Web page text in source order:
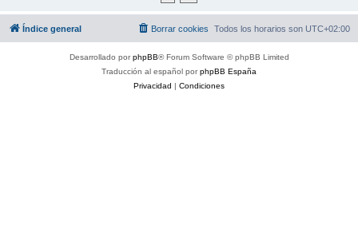
Índice general Todos los horarios son UTC+02:00
Borrar cookies
Desarrollado porphpBB® Forum Software © phpBB Limited
Traducción al español porphpBB España
Privacidad | Condiciones